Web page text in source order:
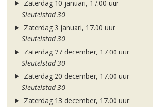
Zaterdag 10 januari, 17.00 uur
Sleutelstad 30
Zaterdag 3 januari, 17.00 uur
Sleutelstad 30
Zaterdag 27 december, 17.00 uur
Sleutelstad 30
Zaterdag 20 december, 17.00 uur
Sleutelstad 30
Zaterdag 13 december, 17.00 uur